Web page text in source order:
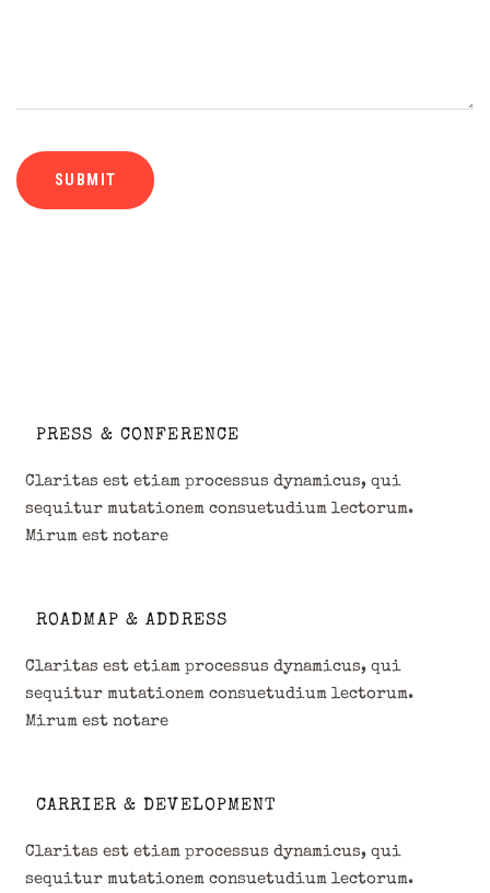
PRESS & CONFERENCE
Claritas est etiam processus dynamicus, qui
sequitur mutationem consuetudium lectorum.
Mirum est notare
ROADMAP & ADDRESS
Claritas est etiam processus dynamicus, qui
sequitur mutationem consuetudium lectorum.
Mirum est notare
CARRIER & DEVELOPMENT
Claritas est etiam processus dynamicus, qui
sequitur mutationem consuetudium lectorum.